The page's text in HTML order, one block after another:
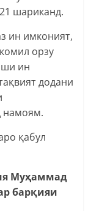
шариканд.
ин имконият,
орзу
ин
додани
намоям.
қабул
Муҳаммад
барқияи